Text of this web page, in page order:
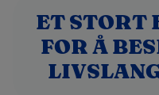
ET STORT
FOR Å